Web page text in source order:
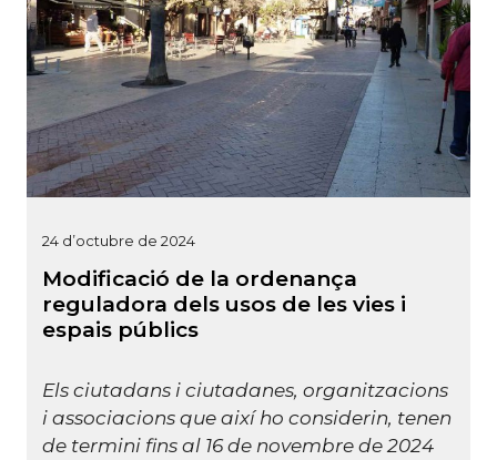
24 d’octubre de 2024
Modificació de la ordenança
reguladora dels usos de les vies i
espais públics
Els ciutadans i ciutadanes, organitzacions
i associacions que així ho considerin, tenen
de termini fins al 16 de novembre de 2024